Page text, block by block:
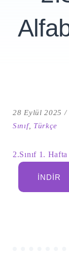
28 Eylül 2025
Sınıf, Türkçe
2.Sınıf 1.
İNDIR